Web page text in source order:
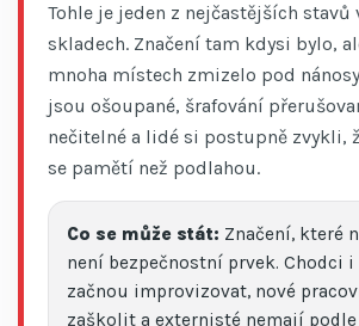
Tohle je jeden z nejčastějších stavů
skladech. Značení tam kdysi bylo,
mnoha místech zmizelo pod
jsou ošoupané, šrafování
nečitelné a lidé si postupně zvykli,
se pamětí než podlahou.
Co se může stát: Značení, které
není bezpečnostní prvek. Chodci
začnou improvizovat, nové
zaškolit a externisté nemají podle